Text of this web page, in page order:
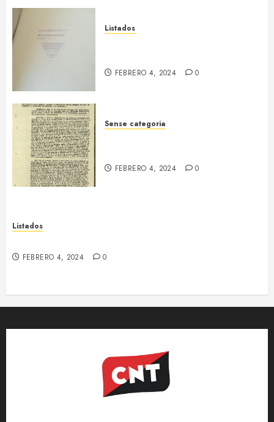
Listados
FEBRERO 4, 2024 0
Sense categoria
FEBRERO 4, 2024 0
Listados
FEBRERO 4, 2024 0